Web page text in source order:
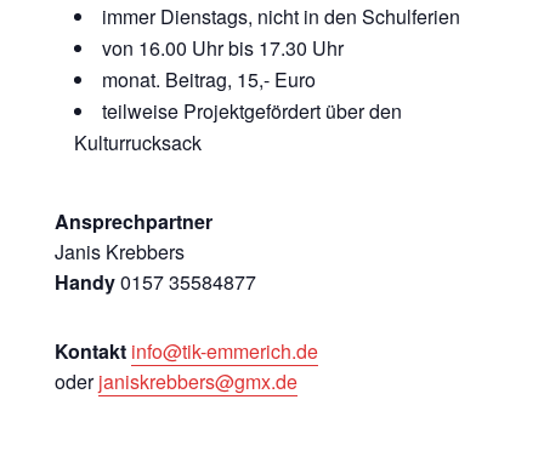
immer Dienstags, nicht in den Schulferien
von 16.00 Uhr bis 17.30 Uhr
monat. Beitrag, 15,- Euro
teilweise Projektgefördert über den
Kulturrucksack
Ansprechpartner
Janis Krebbers
Handy0157 35584877
Kontakt info@tik-emmerich.de
oderjaniskrebbers@gmx.de